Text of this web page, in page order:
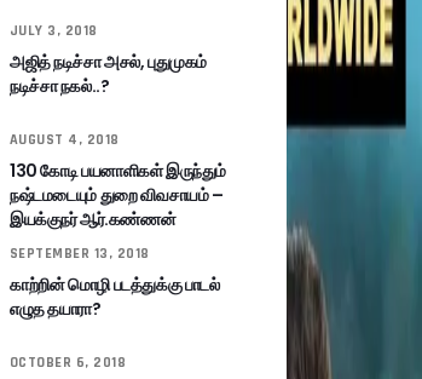
JULY 3, 2018
அஜித் நடிச்சா அசல், புதுமுகம்
நடிச்சா நகல்..?
AUGUST 4, 2018
130 கோடி பயனாளிகள் இருந்தும்
நஷ்டமடையும் துறை விவசாயம் –
இயக்குநர் ஆர்.கண்ணன்
SEPTEMBER 13, 2018
காற்றின் மொழி படத்துக்கு பாடல்
எழுத தயாரா?
OCTOBER 6, 2018